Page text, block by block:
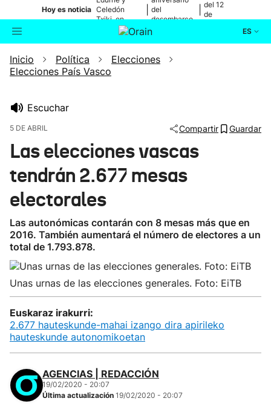
Hoy es noticia Celedón
Txiki, en
directo
del
desembarco
de Elkano
del 12
de
ES
Buscador Actualidad
Ikusmiran
Inicio Política
Elecciones
Elecciones País Vasco
Escuchar
5 DE ABRIL Compartir Guardar
Las elecciones vascas
tendrán 2.677 mesas
electorales
Las autonómicas contarán con 8 mesas más que en
2016. También aumentará el número de electores a un
total de 1.793.878.
Unas urnas de las elecciones generales. Foto: EiTB
Euskaraz irakurri:
2.677 hauteskunde-mahai izango dira apirileko
hauteskunde autonomikoetan
AGENCIAS | REDACCIÓN
19/02/2020 - 20:07
Última actualización 19/02/2020 - 20:07